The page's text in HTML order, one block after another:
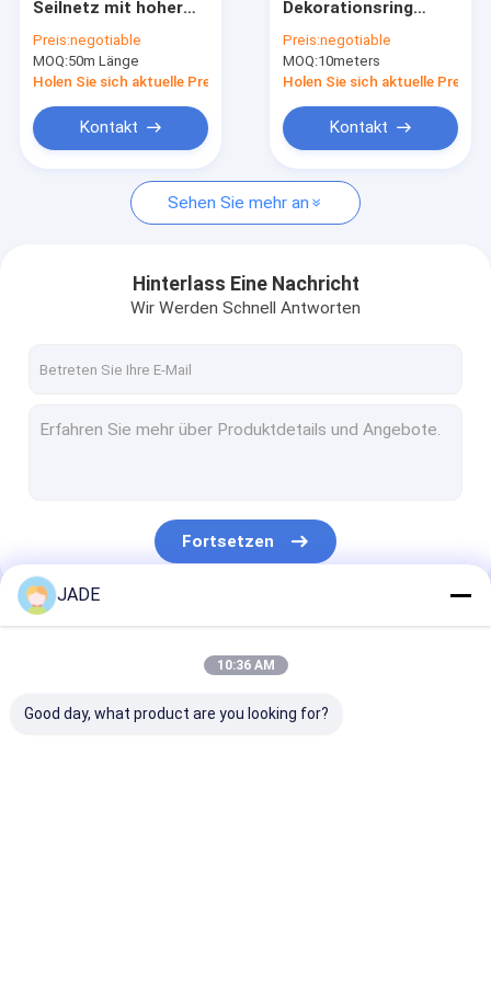
Edelstahlsicherheitskontrollemasche
Edelstahl-Drahtring
Metalldrahtgewebe-Maschendraht
Perforierte Metallmasche
Draht-Förderband
Seilnetz mit hoher
Korrosionsbeständigkeit
und großer
Flexibilität
Preis:negotiable
MOQ:50m Länge
Holen Sie sich aktuelle Preis
Kontakt
Dekorationsring
Gold / Messing 3-
20mm Durchmesser
Preis:negotiable
MOQ:10meters
Holen Sie sich aktuelle Preis
Kontakt
Sehen Sie mehr an
Hinterlass Eine Nachricht
Wir Werden Schnell Antworten
Fortsetzen
Unsere Kategorien
JADE
10:36 AM
Good day, what product are you looking for?